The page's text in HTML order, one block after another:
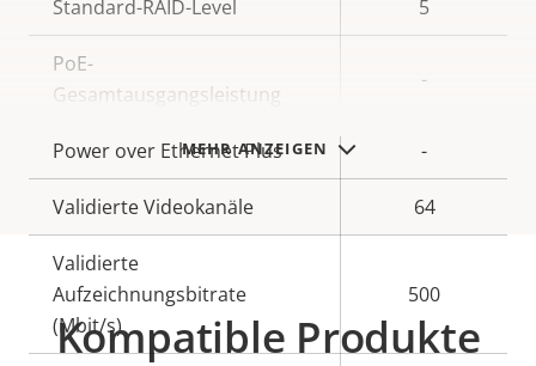
MEHR ANZEIGEN
Standard-RAID-Level 5
PoE-
Gesamtausgangsleistung
-
Power over Ethernet Plus -
Validierte Videokanäle 64
Validierte
Aufzeichnungsbitrate
(Mbit/s)
500
Kompatible Produkte